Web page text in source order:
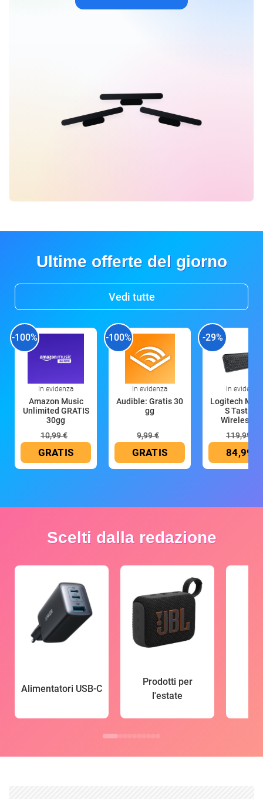
Ultime offerte del giorno
Vedi tutte
-100%
In evidenza
Amazon Music
Unlimited GRATIS
30gg
10,99 €
GRATIS
-100%
In evidenza
Audible: Gratis 30
gg
9,99 €
GRATIS
-29%
In evidenza
Logitech MX
S Tastiera
Wireless
119,99 €
84,99 €
Scelti dalla redazione
Alimentatori USB-C
Prodotti per
l'estate